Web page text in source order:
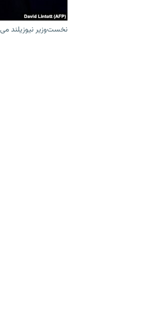
نخست‌وزیر نیوزیلند